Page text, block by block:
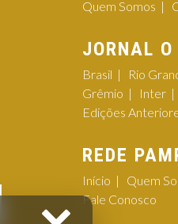
Quem Somos
JORNAL O
Brasil Rio
Grêmio
Inter
Edições
REDE
Início Quem
Fale Conosco